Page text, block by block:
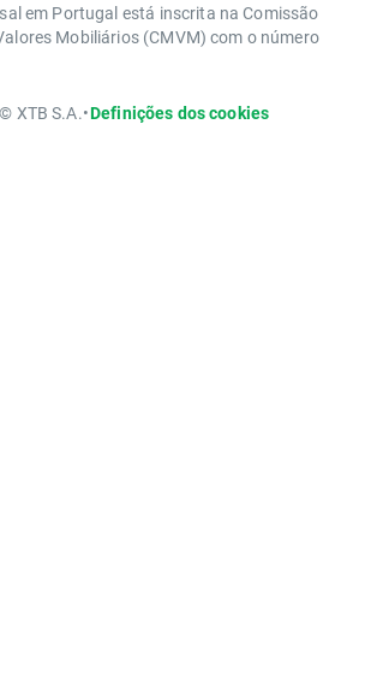
em Portugal está inscrita na Comissão
Mobiliários (CMVM) com o número
XTB S.A.•Definições dos cookies